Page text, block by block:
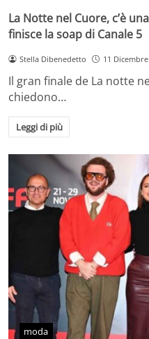
La Notte nel Cuore, c’è
finisce la soap di Canale 5
Stella Dibenedetto 11
Il gran finale de La notte
chiedono…
Leggi di più
moda